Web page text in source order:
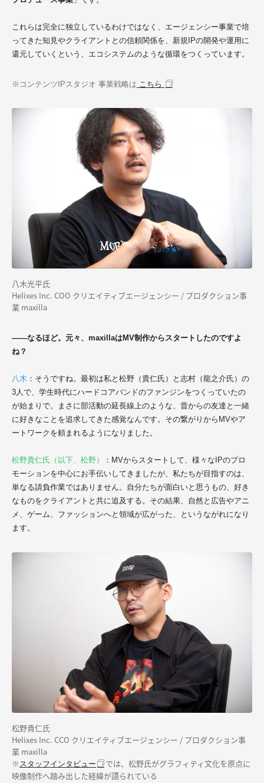
これらは完全に独立しているわけではなく、エージェンシー事業で培
ってきた知見やクライアントとの信頼関係を、新規IPの開発や運用に
還元していくという、エコシステムのような循環をつくっています。
※コンテンツIPスタジオ 事業戦略は こちら
八木光平氏
Helixes Inc. COO クリエイティブエージェンシー / プロダクション事
業 maxilla
――なるほど。元々、maxillaはMV制作からスタートしたのですよ
ね？
八木 ：そうですね。最初は私と松野（貴仁氏）と志村（龍之介氏）の
3人で、学生時代にハードコアバンドのファンジンをつくっていたの
が始まりで。まさに部活動の延長線上のような、昔からの友達と一緒
に好きなことを追求してきた感覚なんです。その繋がりからMVやア
ートワークを頼まれるようになりました。
松野貴仁氏（以下、松野）
：MVからスタートして、様々なIPのプロ
モーションを中心にお手伝いしてきましたが、私たちが目指すのは、
単なる請負作業ではありません。自分たちが面白いと思うもの、好き
なものをクライアントと共に追及する。その結果、自然と広告やアニ
メ、ゲーム、ファッションへと領域が広がった、というながれになり
ます。
松野貴仁氏
Helixes Inc. CCO クリエイティブエージェンシー / プロダクション事
業 maxilla
※ スタッフインタビュー
では、松野氏がグラフィティ文化を原点に
映像制作へ踏み出した経緯が語られている